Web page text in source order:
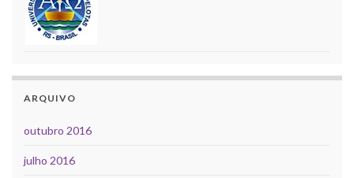
ARQUIVO
outubro 2016
julho 2016